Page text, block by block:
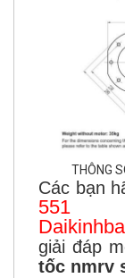
THÔNG
Các bạn
giải đáp
tốc nmrv